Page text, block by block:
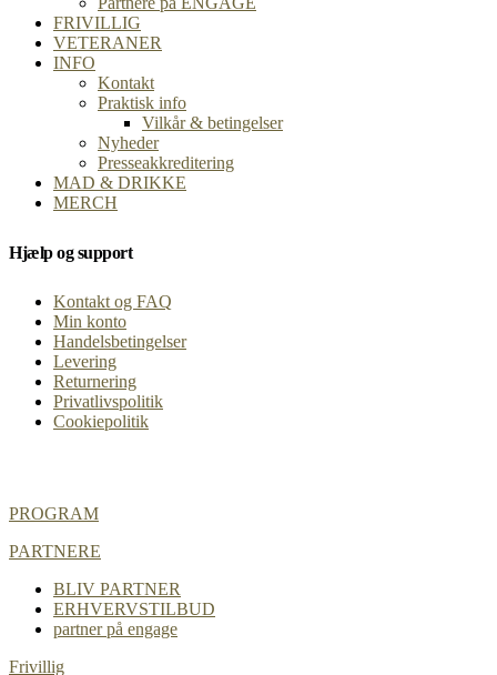
FRIVILLIG
VETERANER
INFO
Kontakt
Praktisk info
Vilkår & betingelser
Nyheder
Presseakkreditering
MAD & DRIKKE
MERCH
Hjælp og support
Kontakt og FAQ
Min konto
Handelsbetingelser
Levering
Returnering
Privatlivspolitik
Cookiepolitik
PROGRAM
PARTNERE
BLIV PARTNER
ERHVERVSTILBUD
partner på engage
Frivillig